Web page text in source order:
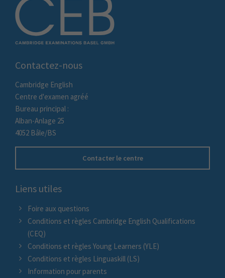
Contactez-nous
Cambridge English
Centre d'examen agréé
Bureau principal :
Alban-Anlage 25
4052 Bâle/BS
Contacter le centre
Liens utiles
Foire aux questions
Conditions et règles Cambridge English Qualifications
(CEQ)
Conditions et règles Young Learners (YLE)
Conditions et règles Linguaskill (LS)
Information pour parents